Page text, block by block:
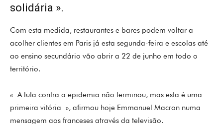
solidária ».
Com esta medida, restaurantes e bares podem voltar a
acolher clientes em Paris já esta segunda-feira e escolas até
ao ensino secundário vão abrir a 22 de junho em todo o
território.
« A luta contra a epidemia não terminou, mas esta é uma
primeira vitória », afirmou hoje Emmanuel Macron numa
mensagem aos franceses através da televisão.